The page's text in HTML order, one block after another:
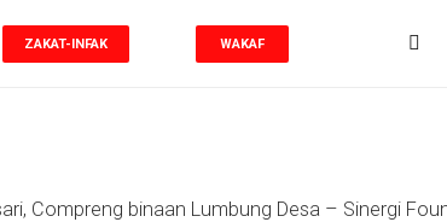
ZAKAT-INFAK WAKAF
Compreng binaan Lumbung Desa – Sinergi